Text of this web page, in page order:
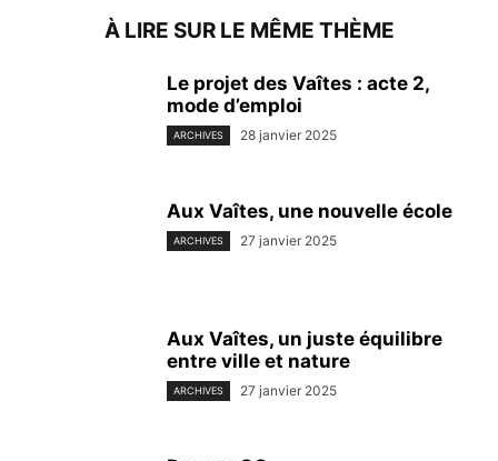
À LIRE SUR LE MÊME THÈME
Le projet des Vaîtes : acte 2,
mode d’emploi
ARCHIVES 28 janvier 2025
Aux Vaîtes, une nouvelle école
ARCHIVES 27 janvier 2025
Aux Vaîtes, un juste équilibre
entre ville et nature
ARCHIVES 27 janvier 2025